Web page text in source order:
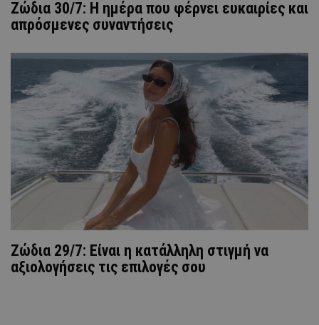
Ζώδια 30/7: Η ημέρα που φέρνει ευκαιρίες και
απρόσμενες συναντήσεις
Ζώδια 29/7: Είναι η κατάλληλη στιγμή να
αξιολογήσεις τις επιλογές σου